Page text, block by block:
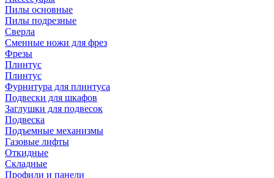
Пилы основные
Пилы подрезные
Сверла
Сменные ножи для фрез
Фрезы
Плинтус
Плинтус
Фурнитура для плинтуса
Подвески для шкафов
Заглушки для подвесок
Подвеска
Подъемные механизмы
Газовые лифты
Откидные
Складные
Профили и панели